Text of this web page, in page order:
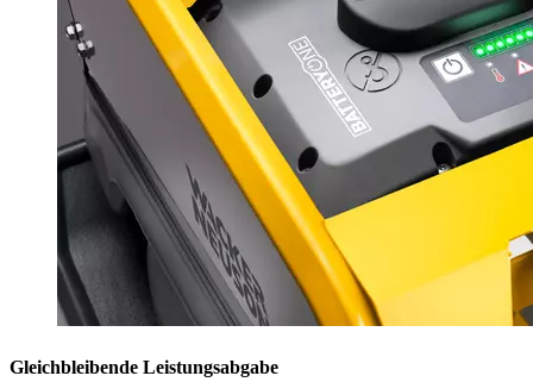
Gleichbleibende Leistungsabgabe